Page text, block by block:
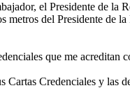
el Presidente de
metros del Presidente
que me
Credenciales y las